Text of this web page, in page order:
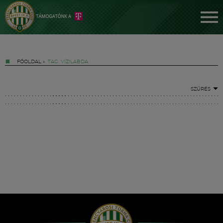
FŐOLDAL » TAG: VÍZILABDA
SZŰRÉS
Hírek